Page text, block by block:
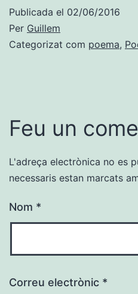
Publicada el 02/06/2016
Per Guillem
Categorizat com poema,
Feu un
L'adreça electrònica no es
necessaris estan marcats
Nom *
Correu electrònic *